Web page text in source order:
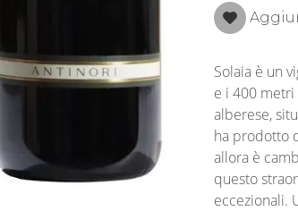
Solaia è un
e i 400 metri
alberese,
ha prodotto
allora è
questo
eccezionali.